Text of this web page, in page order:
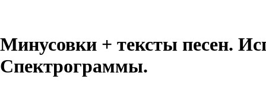
Минусовки + тексты песен.
Спектрограммы.